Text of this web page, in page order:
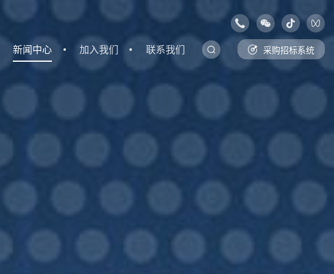
新闻中心 加入我们 联系我们 采购招标系统